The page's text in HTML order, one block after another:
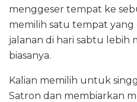
menggeser tempat ke
memilih satu tempat yang
jalanan di hari sabtu lebih
biasanya.
Kalian memilih untuk
Satron dan membiarkan